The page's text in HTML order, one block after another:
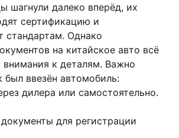
шагнули далеко вперёд, их
сертификацию и
стандартам. Однако
на китайское авто всё
внимания к деталям. Важно
был ввезён автомобиль:
дилера или самостоятельно.
для регистрации